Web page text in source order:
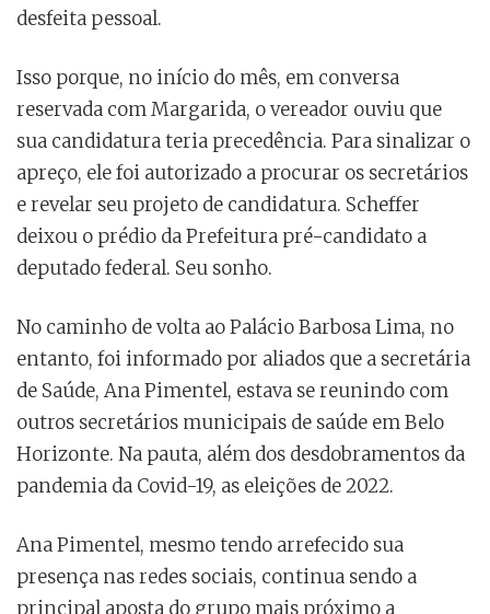
desfeita pessoal.
Isso porque, no início do mês, em conversa
reservada com Margarida, o vereador ouviu que
sua candidatura teria precedência. Para sinalizar o
apreço, ele foi autorizado a procurar os secretários
e revelar seu projeto de candidatura. Scheffer
deixou o prédio da Prefeitura pré-candidato a
deputado federal. Seu sonho.
No caminho de volta ao Palácio Barbosa Lima, no
entanto, foi informado por aliados que a secretária
de Saúde, Ana Pimentel, estava se reunindo com
outros secretários municipais de saúde em Belo
Horizonte. Na pauta, além dos desdobramentos da
pandemia da Covid-19, as eleições de 2022.
Ana Pimentel, mesmo tendo arrefecido sua
presença nas redes sociais, continua sendo a
principal aposta do grupo mais próximo a